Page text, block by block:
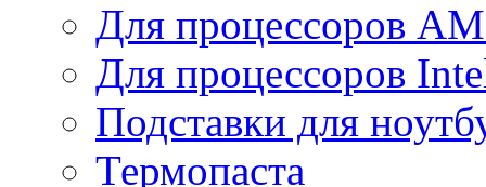
Для процессоров
Для процессоров
Подставки для
Термопаста